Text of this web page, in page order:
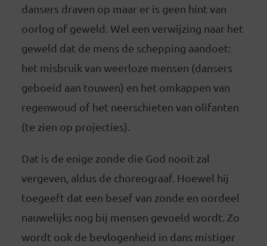
dansers draven op maar er is geen hint van
oorlog of geweld. Wel een verwijzing naar het
geweld dat de mens de schepping aandoet:
het misbruik van weerloze mensen (dansers
geboeid aan touwen) en het omkappen van
regenwoud of het neerschieten van olifanten
(te zien op projecties).
Dat is de enige zonde die God nooit zal
vergeven, aldus de choreograaf. Hoewel hij
toegeeft dat een besef van zonde en oordeel
nauwelijks nog bij mensen gevoeld wordt. Zo
wordt ook de bevlogenheid in dans mistiger